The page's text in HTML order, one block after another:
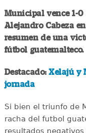
Municipal vence 1-0
Alejandro Cabeza
resumen de una
fútbol guatemalteco.
Destacado:Xelajú y
jornada
Si bien el triunfo de
racha del futbol
resultados